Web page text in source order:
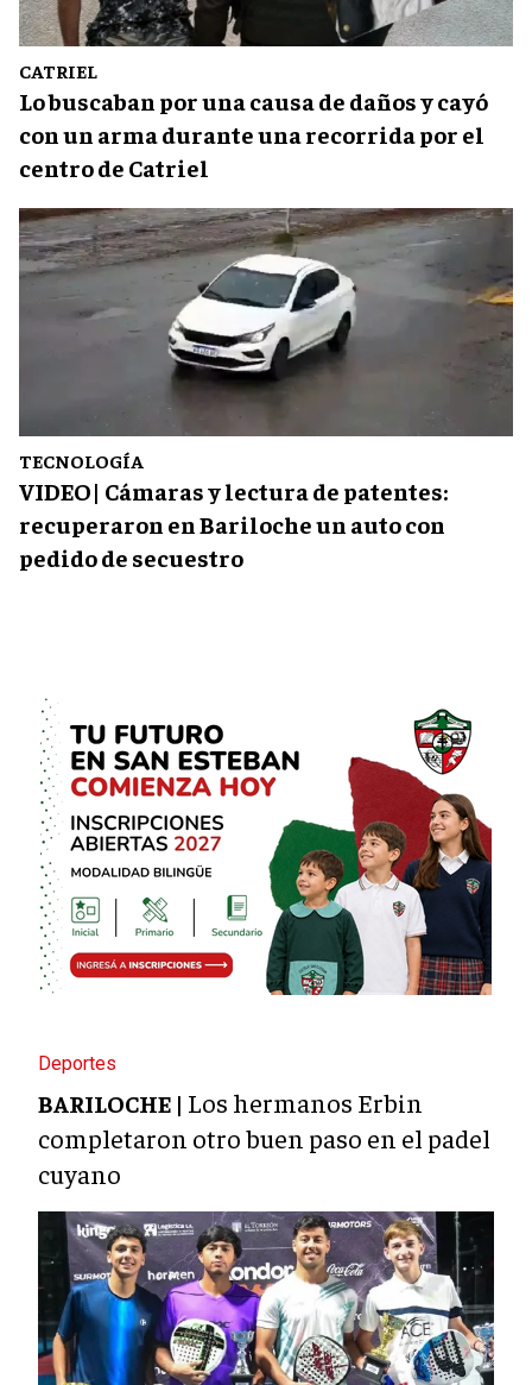
CATRIEL
Lo buscaban por una causa de daños y cayó
con un arma durante una recorrida por el
centro de Catriel
TECNOLOGÍA
VIDEO| Cámaras y lectura de patentes:
recuperaron en Bariloche un auto con
pedido de secuestro
Deportes
BARILOCHE | Los hermanos Erbin
completaron otro buen paso en el padel
cuyano